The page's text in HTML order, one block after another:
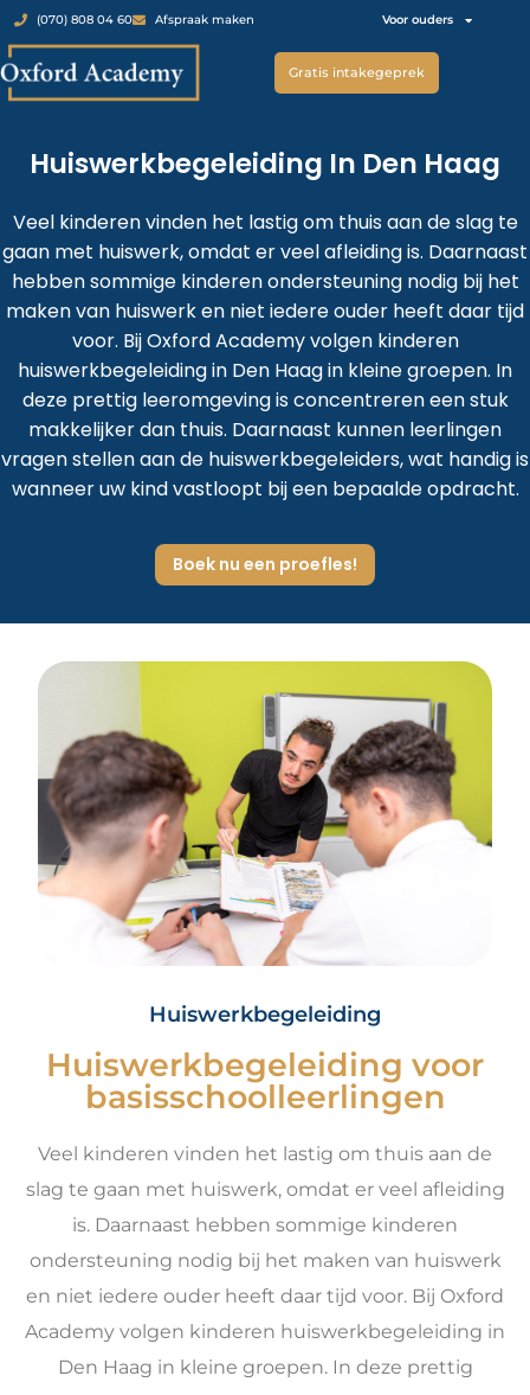
(070) 808 04 60 Afspraak maken Voor ouders
Gratis intakegeprek
Huiswerkbegeleiding In Den Haag
Veel kinderen vinden het lastig om thuis aan de slag te
gaan met huiswerk, omdat er veel afleiding is. Daarnaast
hebben sommige kinderen ondersteuning nodig bij het
maken van huiswerk en niet iedere ouder heeft daar tijd
voor. Bij Oxford Academy volgen kinderen
huiswerkbegeleiding in Den Haag in kleine groepen. In
deze prettig leeromgeving is concentreren een stuk
makkelijker dan thuis. Daarnaast kunnen leerlingen
vragen stellen aan de huiswerkbegeleiders, wat handig is
wanneer uw kind vastloopt bij een bepaalde opdracht.
Boek nu een proefles!
Huiswerkbegeleiding
Huiswerkbegeleiding voor
basisschoolleerlingen
Veel kinderen vinden het lastig om thuis aan de
slag te gaan met huiswerk, omdat er veel afleiding
is. Daarnaast hebben sommige kinderen
ondersteuning nodig bij het maken van huiswerk
en niet iedere ouder heeft daar tijd voor. Bij Oxford
Academy volgen kinderen huiswerkbegeleiding in
Den Haag in kleine groepen. In deze prettig